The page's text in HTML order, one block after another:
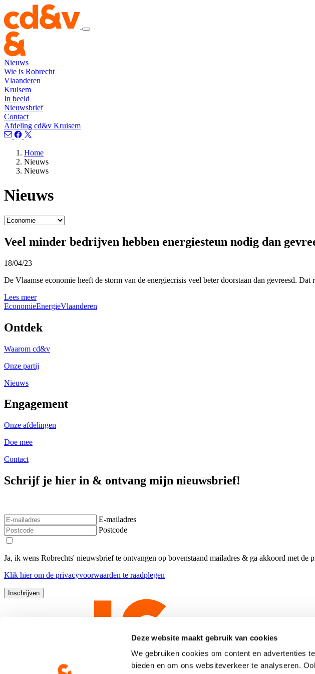
Deze website maakt gebruik van cookies
We gebruiken cookies om content en advertenties
bieden en om ons websiteverkeer te analyseren.
Nieuws
Wie is Robrecht
Vlaanderen
Kruisem
In beeld
Nieuwsbrief
Contact
Afdeling cd&v Kruisem
Home
Nieuws
Nieuws
Nieuws
Veel minder bedrijven hebben energiesteun nodig dan
18/04/23
De Vlaamse economie heeft de storm van de energiecrisis veel beter doorstaan dan gevreesd.
Lees meer
EconomieEnergieVlaanderen
Ontdek
Waarom cd&v
Onze partij
Nieuws
Engagement
Onze afdelingen
Doe mee
Contact
Schrijf je hier in & ontvang mijn nieuwsbrief!
E-mailadres
Postcode
Ja, ik wens Robrechts' nieuwsbrief te ontvangen op bovenstaand mailadres & ga akkoord met de
Klik hierom de privacyvoorwaarden te raadplegen